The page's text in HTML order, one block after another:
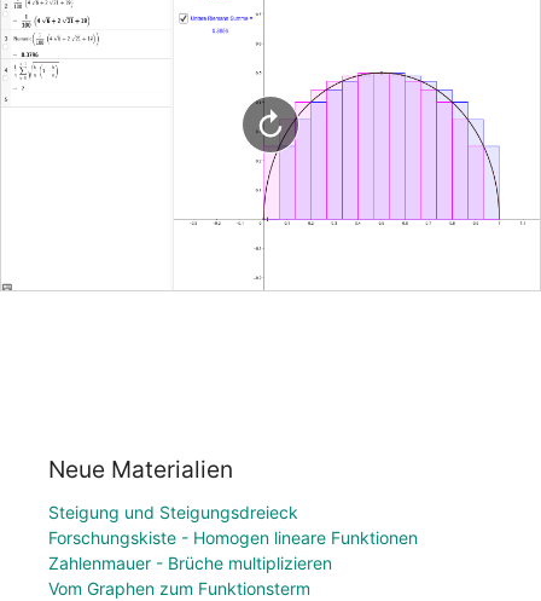
Neue Materialien
Steigung und Steigungsdreieck
Forschungskiste - Homogen lineare Funktionen
Zahlenmauer - Brüche multiplizieren
Vom Graphen zum Funktionsterm